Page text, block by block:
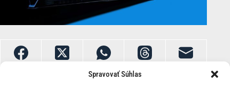
Spravovať Súhlas